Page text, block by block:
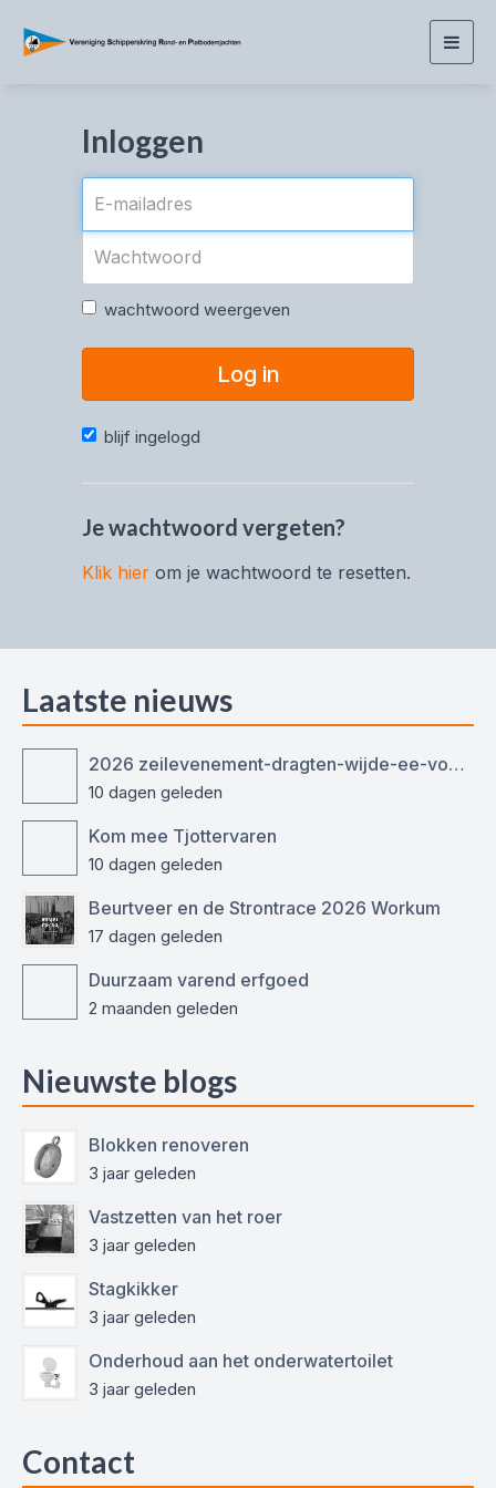
Inloggen
wachtwoord weergeven
Log in
blijf ingelogd
Je wachtwoord vergeten?
Klik hier om je wachtwoord te resetten.
Laatste nieuws
2026 zeilevenement-dragten-wijde-ee-voor-ronde-en-platbodemjachten
10 dagen geleden
Kom mee Tjottervaren
10 dagen geleden
Beurtveer en de Strontrace 2026 Workum
17 dagen geleden
Duurzaam varend erfgoed
2 maanden geleden
Nieuwste blogs
Blokken renoveren
3 jaar geleden
Vastzetten van het roer
3 jaar geleden
Stagkikker
3 jaar geleden
Onderhoud aan het onderwatertoilet
3 jaar geleden
Contact